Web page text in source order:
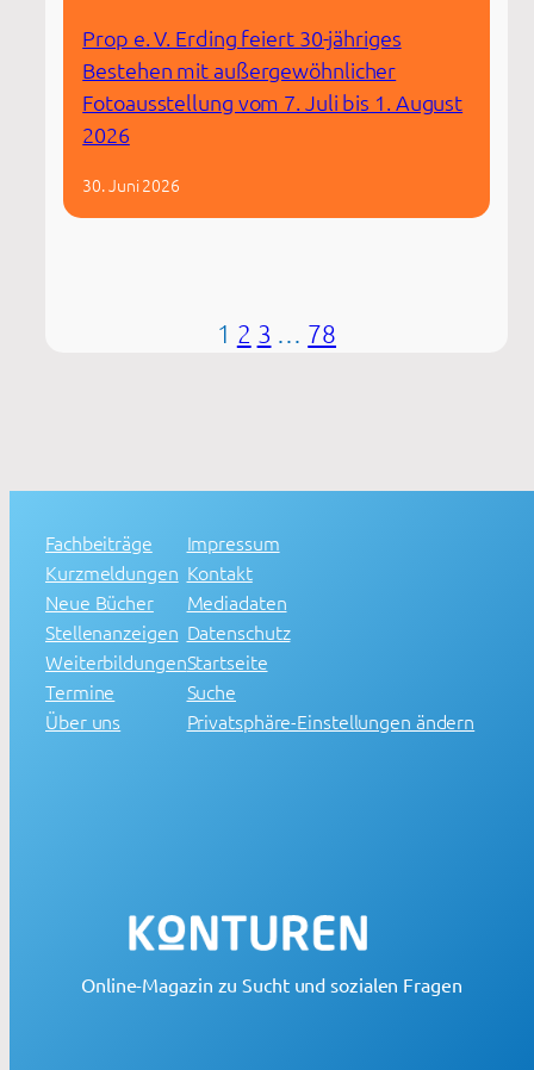
Prop e. V. Erding feiert 30-jähriges
Bestehen mit außergewöhnlicher
Fotoausstellung vom 7. Juli bis 1. August
2026
30. Juni 2026
1 2 3 78
Fachbeiträge
Kurzmeldungen
Neue Bücher
Stellenanzeigen
Weiterbildungen
Termine
Über uns
Impressum
Kontakt
Mediadaten
Datenschutz
Startseite
Suche
Privatsphäre-Einstellungen ändern
Online-Magazin zu Sucht und sozialen Fragen